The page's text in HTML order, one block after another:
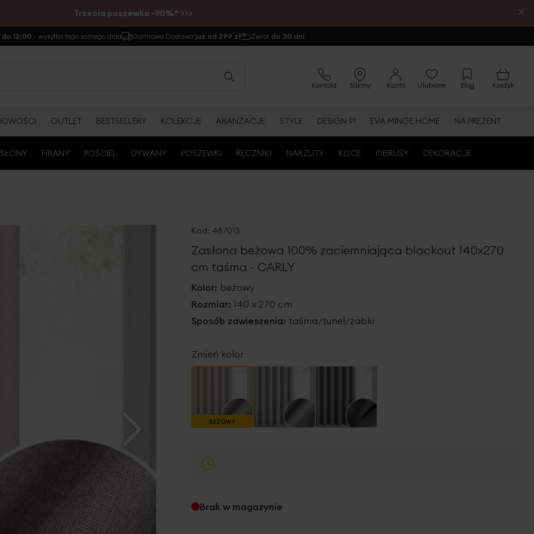
Trzecia poszewka -90%* >>> ×
12:00 - wysyłka tego samego dnia Darmowa Dostawa już od 299 zł Zwrot do 30 dni
Kontakt Salony Konto Ulubione Blog Koszyk
OUTLET BESTSELLERY KOLEKCJE ARANŻACJE STYLE DESIGN 91 EVA MINGE HOME NA PREZENT
FIRANY POŚCIEL DYWANY POSZEWKI RĘCZNIKI NARZUTY KOCE OBRUSY DEKORACJE
Kod: 487013
Zasłona beżowa 100% zaciemniająca blackout 140x270
cm taśma - CARLY
Kolor: beżowy
Rozmiar: 140 x 270 cm
Sposób zawieszenia: taśma/tunel/żabki
Zmień kolor
BEŻOWY
Brak w magazynie